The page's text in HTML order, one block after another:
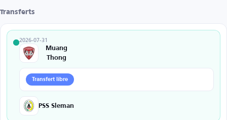
Transferts
2026-07-31
Muang
Thong
Transfert libre
PSS Sleman